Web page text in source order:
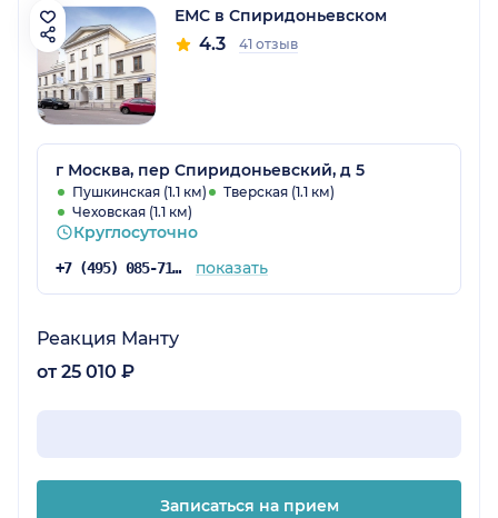
ЕМС в Спиридоньевском
4.3 41 отзыв
г Москва, пер Спиридоньевский, д 5
Пушкинская (1.1 км)
Тверская (1.1 км)
Чеховская (1.1 км)
Круглосуточно
+7 (495) 085-71-24 показать
Реакция Манту
от 25 010 ₽
Записаться на прием